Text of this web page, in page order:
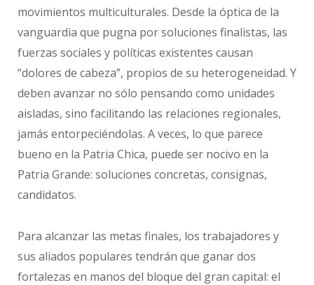
movimientos multiculturales. Desde la óptica de la
vanguardia que pugna por soluciones finalistas, las
fuerzas sociales y políticas existentes causan
“dolores de cabeza”, propios de su heterogeneidad. Y
deben avanzar no sólo pensando como unidades
aisladas, sino facilitando las relaciones regionales,
jamás entorpeciéndolas. A veces, lo que parece
bueno en la Patria Chica, puede ser nocivo en la
Patria Grande: soluciones concretas, consignas,
candidatos.
Para alcanzar las metas finales, los trabajadores y
sus aliados populares tendrán que ganar dos
fortalezas en manos del bloque del gran capital: el